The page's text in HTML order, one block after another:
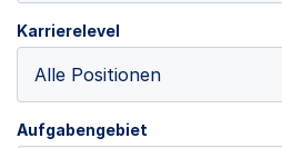
Karrierelevel
Alle Positionen
Aufgabengebiet